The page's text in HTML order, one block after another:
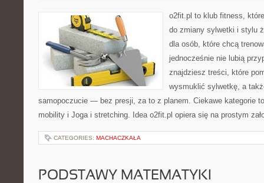
o2fit.pl to klub fitness,
do zmiany sylwetki i stylu
dla osób, które chcą
jednocześnie nie lubią
znajdziesz treści, które
wysmuklić sylwetkę, a
samopoczucie — bez presji, za to z planem. Ciekawe kategorie
mobility i Joga i stretching. Idea o2fit.pl opiera się na prostym
CATEGORIES: MACHACZKAŁA
PODSTAWY MATEMATYKI